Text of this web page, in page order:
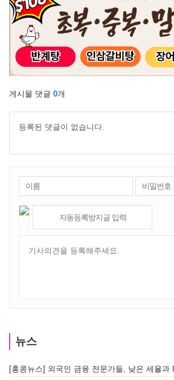
게시물 댓글 0개
등록된 댓글이 없습니다.
뉴스